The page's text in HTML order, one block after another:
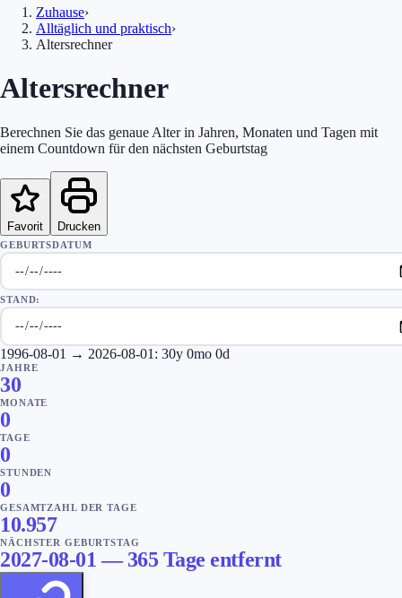
Zuhause›
Alltäglich und praktisch›
Altersrechner
Altersrechner
Berechnen Sie das genaue Alter in Jahren, Monaten und Tagen mit
einem Countdown für den nächsten Geburtstag
Favorit Drucken
GEBURTSDATUM
STAND:
1996-08-01 → 2026-08-01 : 30y 0mo 0d
JAHRE
30
MONATE
0
TAGE
0
STUNDEN
0
GESAMTZAHL DER TAGE
10.957
NÄCHSTER GEBURTSTAG
2027-08-01—365 Tage entfernt